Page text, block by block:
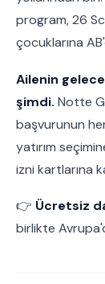
program, 26
çocuklarına
Ailenin
şimdi. Notte
başvurunun
yatırım
izni kartlarına
👉 Ücretsiz
birlikte